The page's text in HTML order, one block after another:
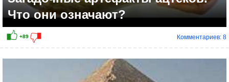
Что они означают?
Комментариев: 8